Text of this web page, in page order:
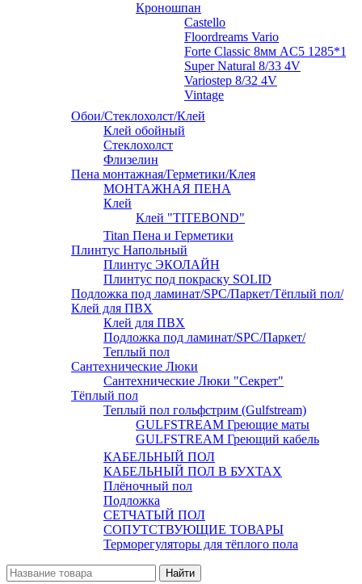
Кроношпан
Castello
Floordreams Vario
Forte Classic 8мм AC5 1285*192
Super Natural 8/33 4V
Variostep 8/32 4V
Vintage
Обои/Стеклохолст/Клей
Клей обойный
Стеклохолст
Флизелин
Пена монтажная/Герметики/Клея
МОНТАЖНАЯ ПЕНА
Клей
Клей "TITEBOND"
Titan Пена и Герметики
Плинтус Напольный
Плинтус ЭКОЛАЙН
Плинтус под покраску SOLID
Подложка под ламинат/SPC/Паркет/Тёплый пол/
Клей для ПВХ
Клей для ПВХ
Подложка под ламинат/SPC/Паркет/
Теплый пол
Сантехнические Люки
Сантехнические Люки "Секрет"
Тёплый пол
Теплый пол гольфстрим (Gulfstream)
GULFSTREAM Греющие маты
GULFSTREAM Греющий кабель
КАБЕЛЬНЫЙ ПОЛ
КАБЕЛЬНЫЙ ПОЛ В БУХТАХ
Плёночный пол
Подложка
СЕТЧАТЫЙ ПОЛ
СОПУТСТВУЮЩИЕ ТОВАРЫ
Терморегуляторы для тёплого пола
Найти